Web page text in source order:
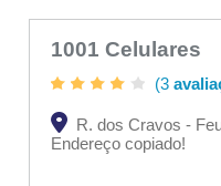
1001 Celulares
(3
R. dos Cravos -
Endereço copiado!